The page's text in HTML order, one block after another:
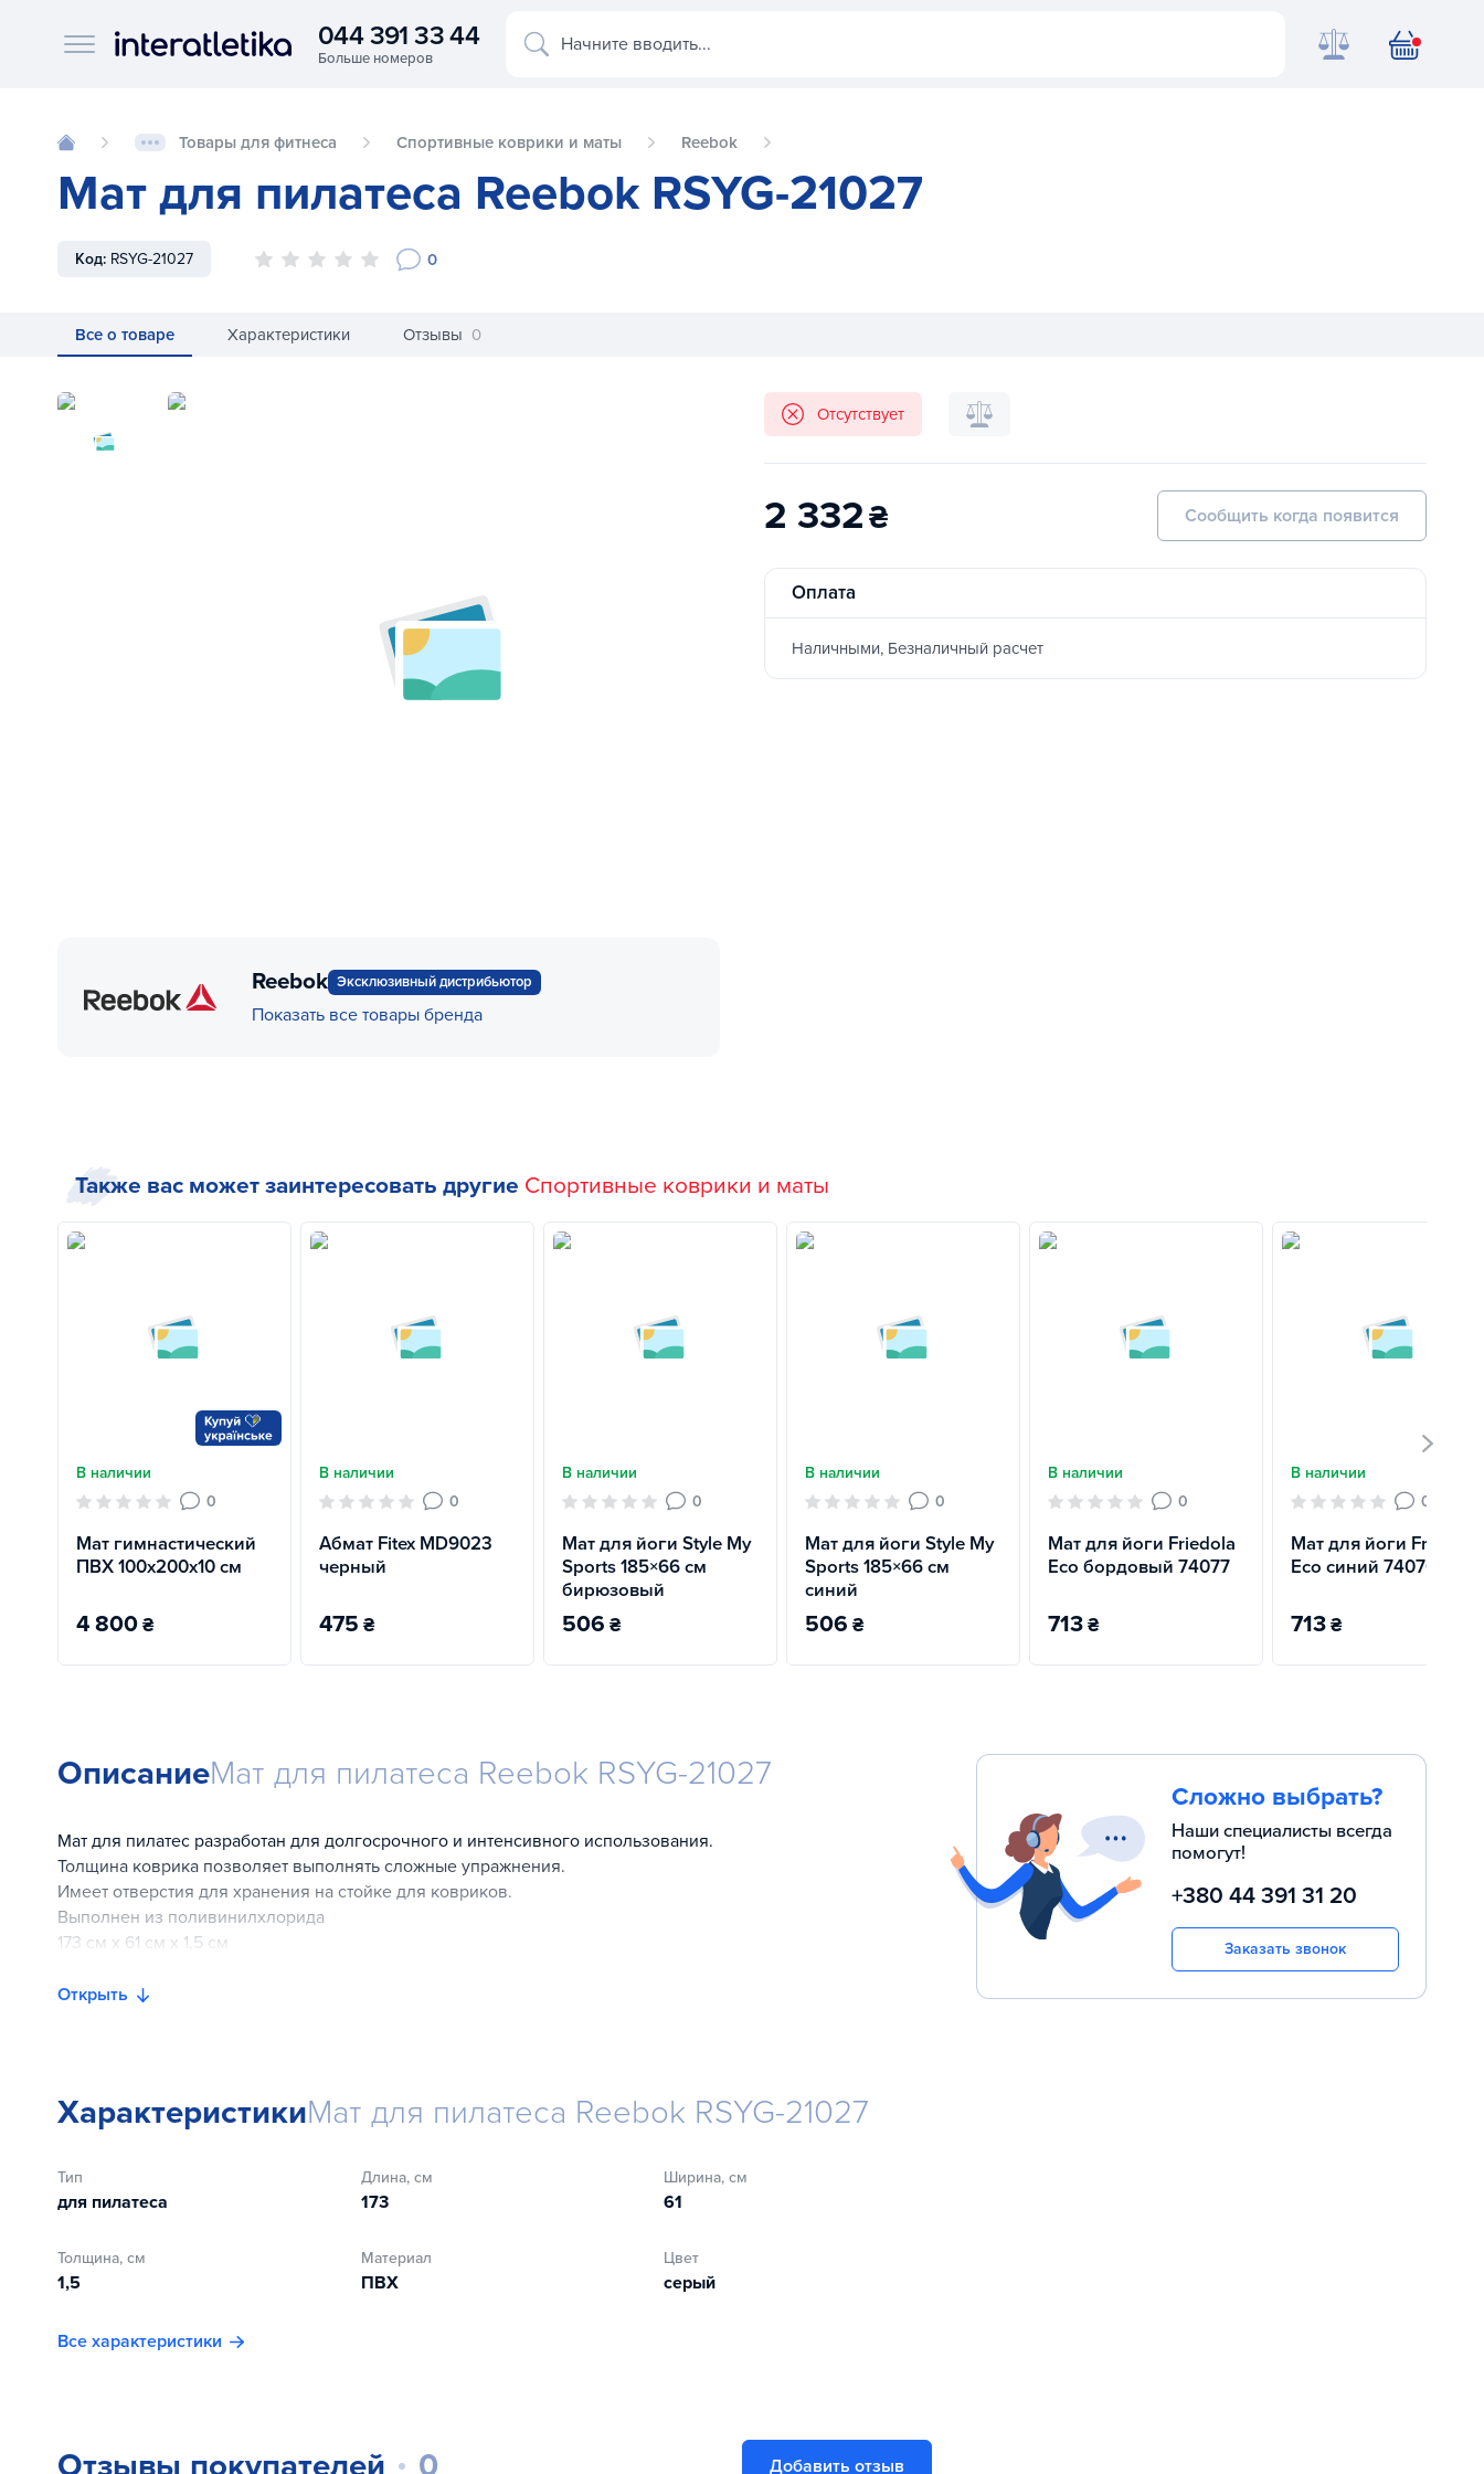
Interatletika logo
044 391 33 44 Начните вводить...
Товары для фитнеса Спортивные коврики и маты Reebok
Мат для пилатеса Reebok RSYG-21027
Код: RSYG-21027 0
Все о товаре Характеристики Отзывы 0
Мат для пилатеса Reebok RSYG-21027
Reebok Эксклюзивный дистрибьютор
Показать все товары бренда
Отсутствует
2 332₴ Сообщить когда появится
Оплата
Наличными, Безналичный расчет
Также вас может заинтересовать другие Спортивные коврики и маты
В наличии
0
Мат гимнастический
ПВХ 100х200х10 см
4 800₴
В наличии
0
Абмат Fitex MD9023
черный
475 ₴
В наличии
0
Мат для йоги Style My
Sports 185×66 см
бирюзовый
506 ₴
В наличии
0
Мат для йоги Style My
Sports 185×66 см
синий
506 ₴
В наличии
0
Мат для йоги Friedola
Eco бордовый 74077
713₴
В наличии
0
Мат для йоги Friedola
Eco синий 74076
713₴
ОписаниеМат для пилатеса Reebok RSYG-21027
Мат для пилатес разработан для долгосрочного и интенсивного использования.
Толщина коврика позволяет выполнять сложные упражнения.
Имеет отверстия для хранения на стойке для ковриков.
Выполнен из поливинилхлорида
173 см х 61 см х 1,5 см
Открыть
ХарактеристикиМат для пилатеса Reebok RSYG-21027
Тип
для пилатеса
Длина, см
173
Ширина, см
61
Толщина, см
1,5
Материал
ПВХ
Цвет
серый
Все характеристики
Отзывы покупателей 0 Добавить отзыв
Сложно выбрать?
Наши специалисты всегда
помогут!
+380 44 391 31 20
Заказать звонок